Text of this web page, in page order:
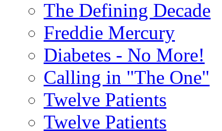
The Defining Decade
Freddie Mercury
Diabetes - No More!
Calling in "The One"
Twelve Patients
Twelve Patients